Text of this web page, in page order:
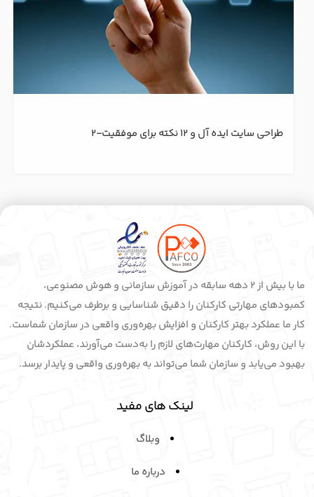
طراحی سایت ایده آل و 12 نکته برای موفقیت-2
ما با بیش از 2 دهه سابقه در آموزش سازمانی و هوش مصنوعی،
کمبودهای مهارتی کارکنان را دقیق شناسایی و برطرف می‌کنیم. نتیجه
کار ما عملکرد بهتر کارکنان و افزایش بهره‌وری واقعی در سازمان شماست.
با این روش، کارکنان مهارت‌های لازم را به‌دست می‌آورند، عملکردشان
بهبود می‌یابد و سازمان شما می‌تواند به بهره‌وری واقعی و پایدار برسد.
لینک های مفید
وبلاگ
درباره ما